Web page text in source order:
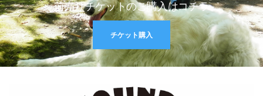
前売りチケットのご購入はコチラ
チケット購入